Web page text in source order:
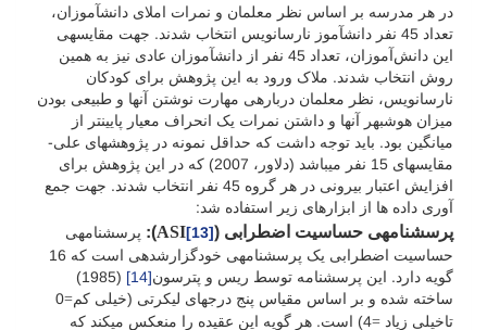
در هر مدرسه بر اساس نظر معلمان و نمرات املای دانش­آموزان،
تعداد 45 نفر دانش­آموز نارسانویس انتخاب شدند. جهت مقایسه­ی
این دانش‌آموزان، تعداد 45 نفر از دانش­آموزان عادی نیز به همین
روش انتخاب شدند. ملاک ورود به این پژوهش برای کودکان
نارسانویس، نظر معلمان درباره­ی مهارت نوشتن آن­ها و طبیعی بودن
میزان هوش­بهر آن­ها و داشتن نمرات یک انحراف معیار پایین­تر از
میانگین بود. باید توجه داشت که حداقل نمونه­ در پژوهش­های علی-
مقایسه­ای 15 نفر می­باشد (دلاور، 2007) که در این پژوهش برای
افزایش اعتبار بیرونی در هر گروه 45 نفر انتخاب شدند. جهت جمع
آوری داده ها از ابزارهای زیر استفاده شد:
پرسشنامه­ی حساسیت اضطرابی (
[13]
ASI
)
: پرسشنامه­ی
حساسیت اضطرابی یک پرسشنامه­ی خودگزارش­دهی است که 16
گویه دارد. این پرسشنامه توسط ریس و پترسون[14]
(1985)
ساخته شده و بر اساس مقیاس پنج درجه­ای لیکرتی (خیلی کم=
0
تاخیلی زیاد = 4) است. هر گویه این عقیده را منعکس می­کند که